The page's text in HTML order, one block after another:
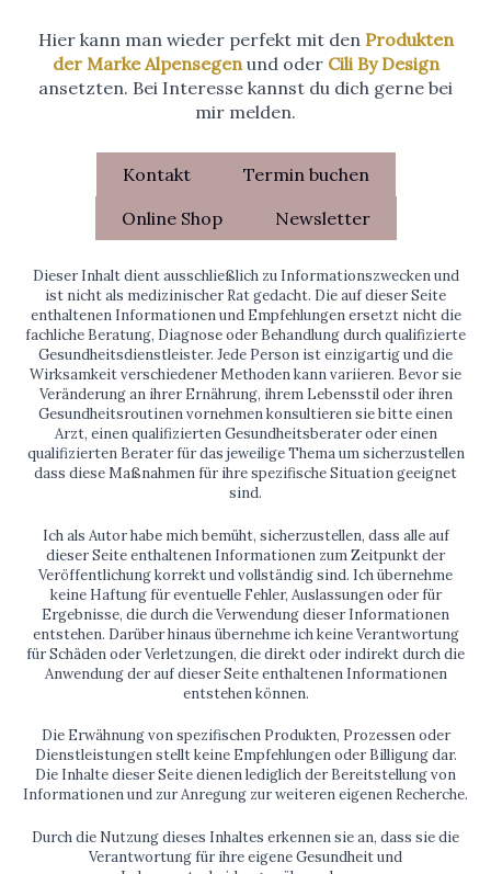
Hier kann man wieder perfekt mit den Produkten
der Marke Alpensegenund oder Cili By Design
ansetzten. Bei Interesse kannst du dich gerne bei
mir melden.
Kontakt
Termin buchen
Online Shop
Newsletter
Dieser Inhalt dient ausschließlich zu Informationszwecken und
ist nicht als medizinischer Rat gedacht. Die auf dieser Seite
enthaltenen Informationen und Empfehlungen ersetzt nicht die
fachliche Beratung, Diagnose oder Behandlung durch qualifizierte
Gesundheitsdienstleister. Jede Person ist einzigartig und die
Wirksamkeit verschiedener Methoden kann variieren. Bevor sie
Veränderung an ihrer Ernährung, ihrem Lebensstil oder ihren
Gesundheitsroutinen vornehmen konsultieren sie bitte einen
Arzt, einen qualifizierten Gesundheitsberater oder einen
qualifizierten Berater für das jeweilige Thema um sicherzustellen
dass diese Maßnahmen für ihre spezifische Situation geeignet
sind.
Ich als Autor habe mich bemüht, sicherzustellen, dass alle auf
dieser Seite enthaltenen Informationen zum Zeitpunkt der
Veröffentlichung korrekt und vollständig sind. Ich übernehme
keine Haftung für eventuelle Fehler, Auslassungen oder für
Ergebnisse, die durch die Verwendung dieser Informationen
entstehen. Darüber hinaus übernehme ich keine Verantwortung
für Schäden oder Verletzungen, die direkt oder indirekt durch die
Anwendung der auf dieser Seite enthaltenen Informationen
entstehen können.
Die Erwähnung von spezifischen Produkten, Prozessen oder
Dienstleistungen stellt keine Empfehlungen oder Billigung dar.
Die Inhalte dieser Seite dienen lediglich der Bereitstellung von
Informationen und zur Anregung zur weiteren eigenen Recherche.
Durch die Nutzung dieses Inhaltes erkennen sie an, dass sie die
Verantwortung für ihre eigene Gesundheit und